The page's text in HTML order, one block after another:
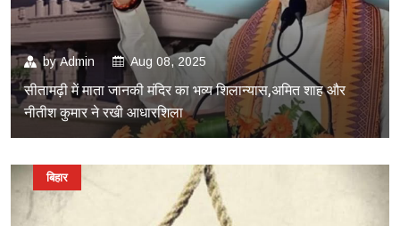
byAdmin Aug 08, 2025
सीतामढ़ी में माता जानकी मंदिर का भव्य शिलान्यास,अमित शाह और
नीतीश कुमार ने रखी आधारशिला
बिहार